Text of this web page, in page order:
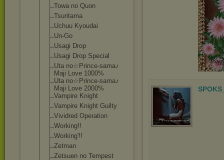
Towa no Quon
Tsuritama
Uchuu Kyoudai
Un-Go
Usagi Drop
Usagi Drop Special
Uta no☆Prince-sama♪
Maji Love 1000%
Uta no☆Prince-sama♪
Maji Love 2000%
Vampire Knight
Vampire Knight Guilty
Vividred Operation
Working!!
Working'!!
Zetman
Zetsuen no Tempest